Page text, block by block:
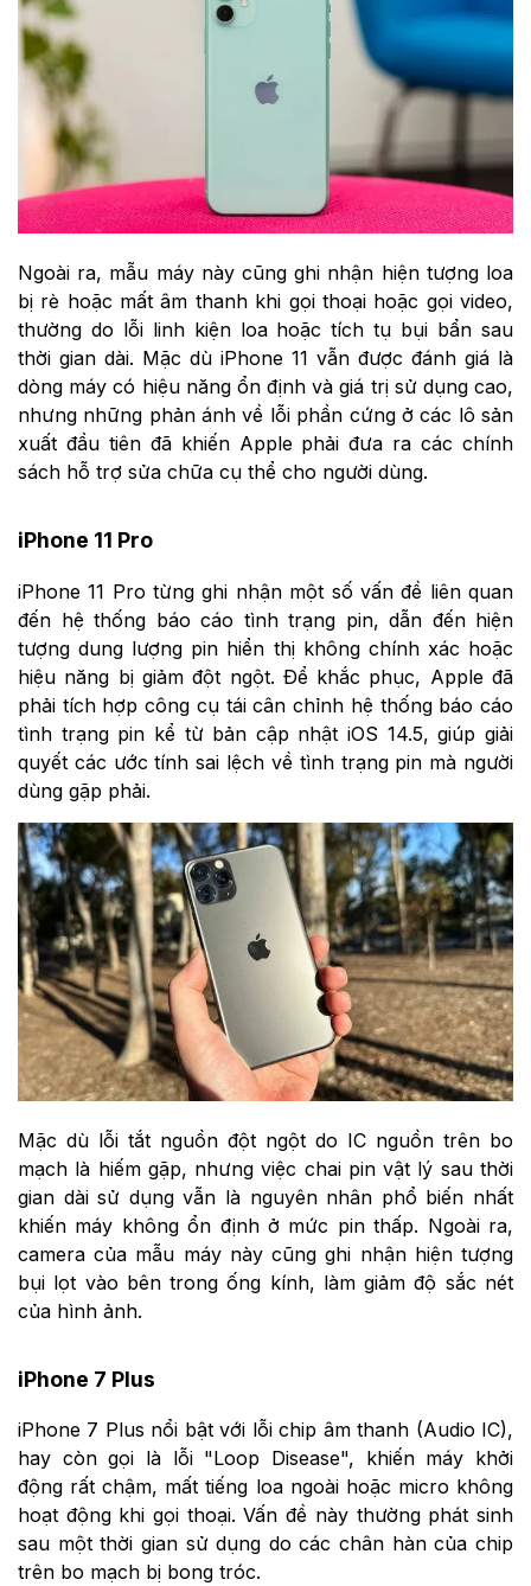
Ngoài ra, mẫu máy này cũng ghi nhận hiện tượng loa
bị rè hoặc mất âm thanh khi gọi thoại hoặc gọi video,
thường do lỗi linh kiện loa hoặc tích tụ bụi bẩn sau
thời gian dài. Mặc dù iPhone 11 vẫn được đánh giá là
dòng máy có hiệu năng ổn định và giá trị sử dụng cao,
nhưng những phản ánh về lỗi phần cứng ở các lô sản
xuất đầu tiên đã khiến Apple phải đưa ra các chính
sách hỗ trợ sửa chữa cụ thể cho người dùng.
iPhone 11 Pro
iPhone 11 Pro từng ghi nhận một số vấn đề liên quan
đến hệ thống báo cáo tình trạng pin, dẫn đến hiện
tượng dung lượng pin hiển thị không chính xác hoặc
hiệu năng bị giảm đột ngột. Để khắc phục, Apple đã
phải tích hợp công cụ tái cân chỉnh hệ thống báo cáo
tình trạng pin kể từ bản cập nhật iOS 14.5, giúp giải
quyết các ước tính sai lệch về tình trạng pin mà người
dùng gặp phải.
Mặc dù lỗi tắt nguồn đột ngột do IC nguồn trên bo
mạch là hiếm gặp, nhưng việc chai pin vật lý sau thời
gian dài sử dụng vẫn là nguyên nhân phổ biến nhất
khiến máy không ổn định ở mức pin thấp. Ngoài ra,
camera của mẫu máy này cũng ghi nhận hiện tượng
bụi lọt vào bên trong ống kính, làm giảm độ sắc nét
của hình ảnh.
iPhone 7 Plus
iPhone 7 Plus nổi bật với lỗi chip âm thanh (Audio IC),
hay còn gọi là lỗi "Loop Disease", khiến máy khởi
động rất chậm, mất tiếng loa ngoài hoặc micro không
hoạt động khi gọi thoại. Vấn đề này thường phát sinh
sau một thời gian sử dụng do các chân hàn của chip
trên bo mạch bị bong tróc.